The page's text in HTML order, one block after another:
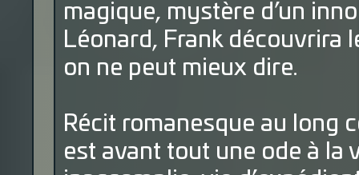
magique, mystère d’un
Léonard, Frank découvrira
on ne peut mieux dire.
Récit romanesque au long
est avant tout une ode à la